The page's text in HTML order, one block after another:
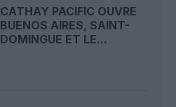
CATHAY PACIFIC OUVRE
BUENOS AIRES, SAINT-
DOMINGUE ET LE...